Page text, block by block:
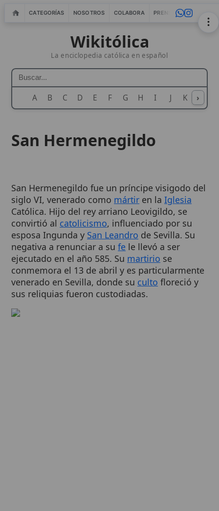
CATEGORÍAS NOSOTROS COLABORA PRENSA WEBMASTERS
Wikitólica
La enciclopedia católica en español
A B C D E F G H I J K L M
›
Católica. Hijo del rey arriano Leovigildo, se
convirtió alcatolicismo, influenciado por su
esposa Ingunda ySan Leandrode Sevilla. Su
negativa a renunciar a sufele llevó a ser
ejecutado en el año 585. Sumartiriose
conmemora el 13 de abril y es particularmente
venerado en Sevilla, donde su cultofloreció y
sus reliquias fueron custodiadas.